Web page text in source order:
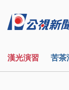
漢光演習 苦茶